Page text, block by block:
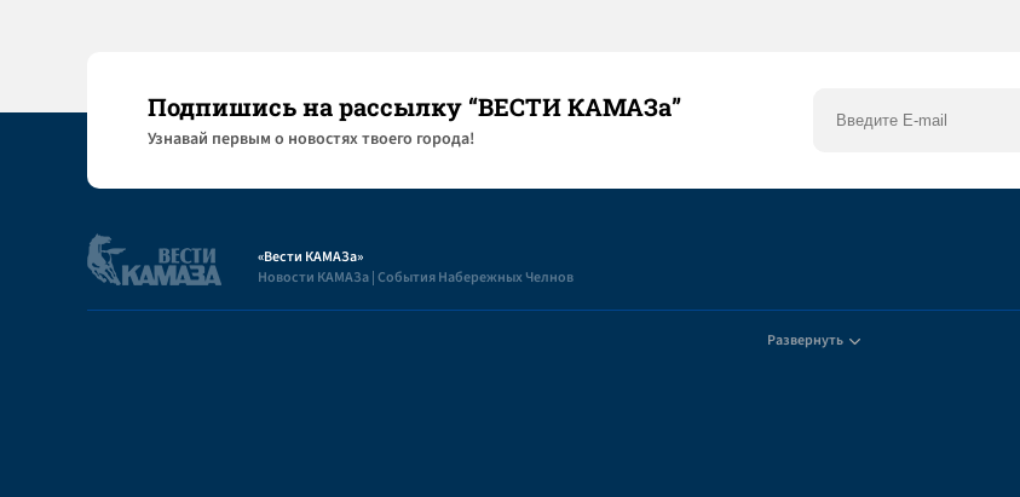
Подпишись на рассылку “ВЕСТИ КАМАЗа”
Узнaвай первым о новостях твоего города!
«Вести КАМАЗа»
Новости КАМАЗа | События Набережных Челнов
Развернуть